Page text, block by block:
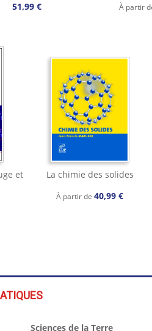
51,99 €
À partir
et
La chimie des solides
À partir de 40,99 €
Sciences de la Terre